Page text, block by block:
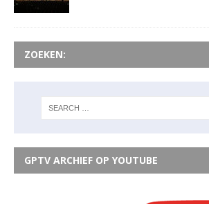
ZOEKEN:
GPTV ARCHIEF OP YOUTUBE